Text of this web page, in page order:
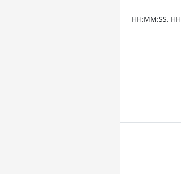
أدخِل الطوابع الزمنية للمقاطع التي تريد قص الفيديو عندها. الصيغة هي HH:MM:SS. HH